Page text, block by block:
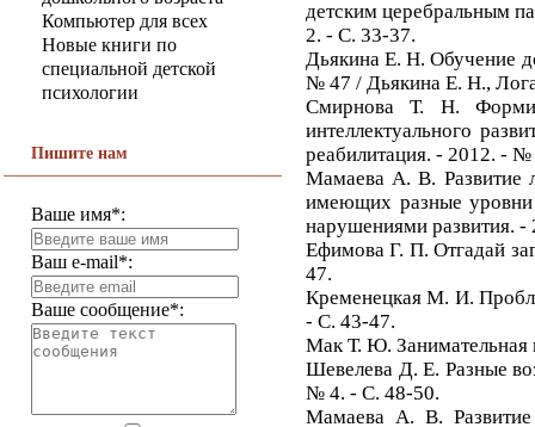
Компьютер для всех
Новые книги по
специальной детской
психологии
Пишите нам
Ваше имя*:
Ваш e-mail*:
Ваше сообщение*:
детским церебральным
2. - С. 33-37.
Дьякина Е. Н. Обучение
№ 47 / Дьякина Е. Н.,
Смирнова Т. Н.
интеллектуального
реабилитация. - 2012. -
Мамаева А. В. Развитие
имеющих разные уровни
нарушениями развития.
Ефимова Г. П. Отгадай
47.
Кременецкая М. И.
- С. 43-47.
Мак Т. Ю.
Шевелева Д. Е. Разные
№ 4. - С. 48-50.
Мамаева А. В.